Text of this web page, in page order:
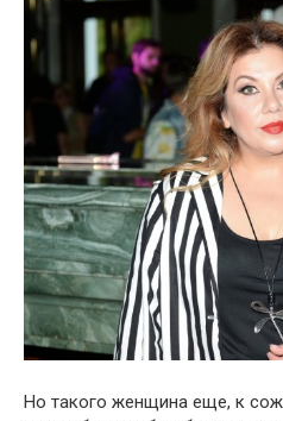
Но такого женщина еще, к